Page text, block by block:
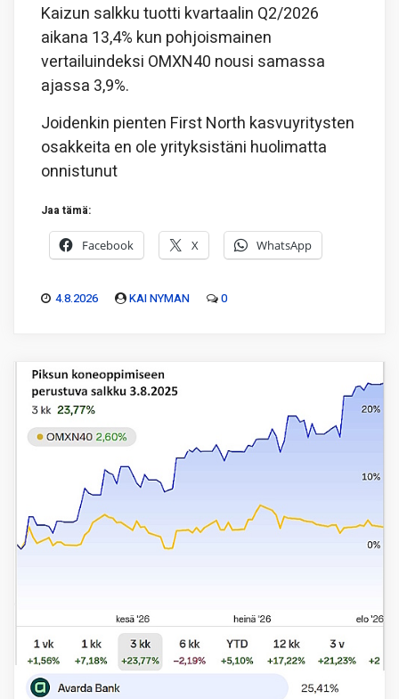
Kaizun salkku tuotti kvartaalin Q2/2026
aikana 13,4% kun pohjoismainen
vertailuindeksi OMXN40 nousi samassa
ajassa 3,9%.
Joidenkin pienten First North kasvuyritysten
osakkeita en ole yrityksistäni huolimatta
onnistunut
Jaa tämä:
Facebook X WhatsApp
4.8.2026 KAI NYMAN 0